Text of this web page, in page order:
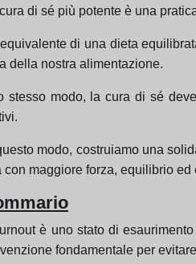
di sé più potente è una
di una dieta
della nostra alimentazione.
stesso modo, la cura di sé
modo, costruiamo una
con maggiore forza, equilibrio ed
è uno stato di
fondamentale per